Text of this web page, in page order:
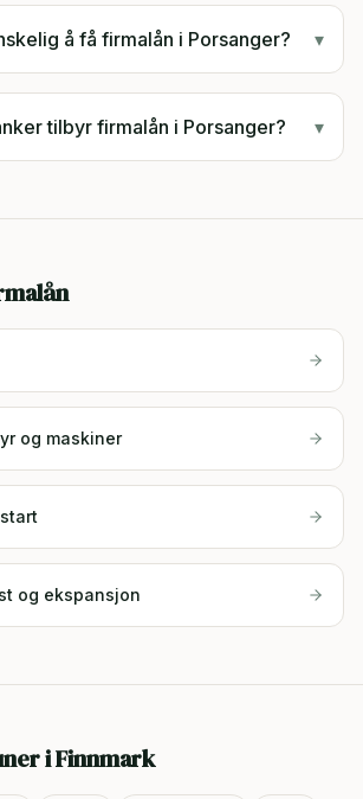
å få firmalån i Porsanger? ▾
tilbyr firmalån i Porsanger? ▾
og maskiner
og ekspansjon
iFinnmark